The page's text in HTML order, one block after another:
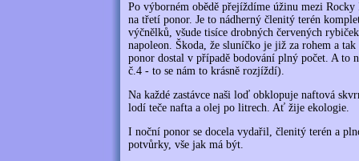
Po výborném obědě přejíždíme úžinu mezi
na třetí ponor. Je to nádherný členitý terén
výčnělků, všude tisíce drobných červených
napoleon. Škoda, že sluníčko je již za rohem a
ponor dostal v případě bodování plný počet. A to
č.4 - to se nám to krásně rozjíždí).
Na každé zastávce naši loď obklopuje naftová
lodí teče nafta a olej po litrech. Ať žije ekologie.
I noční ponor se docela vydařil, členitý terén a
potvůrky, vše jak má být.